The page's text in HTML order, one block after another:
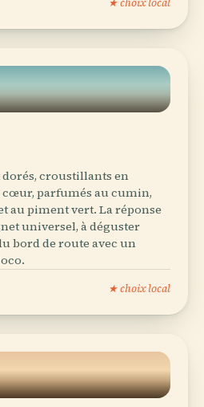
dorés, croustillants en
parfumés au cumin,
au piment vert. La réponse
universel, à déguster
bord de route avec un
★ choix local